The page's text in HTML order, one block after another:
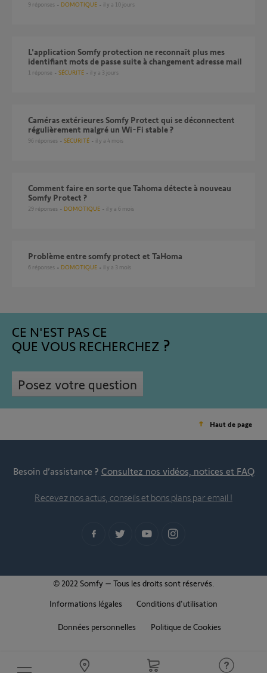
9 réponses DOMOTIQUE il y a 10 jours
L'application Somfy protection ne reconnaît plus mes
identifiant mots de passe suite à changement adresse mail
1 réponse SÉCURITÉ il y a 3 jours
Caméras extérieures Somfy Protect qui se déconnectent
régulièrement malgré un Wi-Fi stable ?
96 réponses SÉCURITÉ il y a 4 mois
Comment faire en sorte que Tahoma détecte à nouveau
Somfy Protect ?
29 réponses DOMOTIQUE il y a 6 mois
Problème entre somfy protect et TaHoma
6 réponses DOMOTIQUE il y a 3 mois
CE N'EST PAS CE
QUE VOUS RECHERCHEZ
Posez votre question
Haut de page
Besoin d’assistance ? Consultez nos vidéos, notices et FAQ
Recevez nos actus, conseils et bons plans par email !
© 2022 Somfy – Tous les droits sont réservés.
Informations légales
Conditions d'utilisation
Données personnelles Politique de Cookies